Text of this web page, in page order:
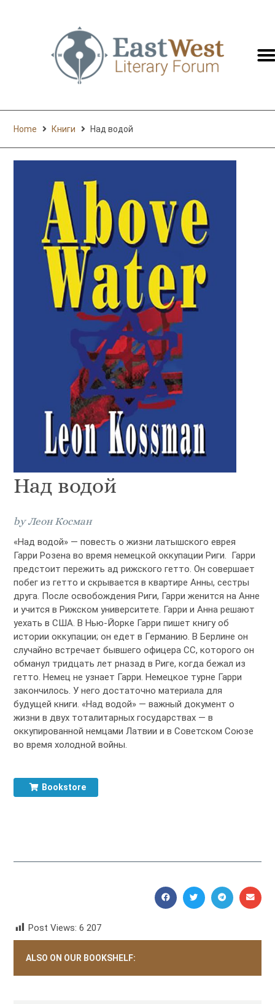
Home Книги Над водой
Над водой
by Леон Косман
«Над водой» — повесть о жизни латышского еврея
Гарри Розена во время немецкой оккупации Риги. Гарри
предстоит пережить ад рижского гетто. Он совершает
побег из гетто и скрывается в квартире Анны, сестры
друга. После освобождения Риги, Гарри женится на Анне
и учится в Рижском университете. Гарри и Анна решают
уехать в США. В Нью-Йорке Гарри пишет книгу об
истории оккупации; он едет в Германию. В Берлине он
случайно встречает бывшего офицера СС, которого он
обманул тридцать лет рназад в Риге, когда бежал из
гетто. Немец не узнает Гарри. Немецкое турне Гарри
закончилось. У него достаточно материала для
будущей книги. «Над водой» — важный документ о
жизни в двух тоталитарных государствах — в
оккупированной немцами Латвии и в Советском Союзе
во время холодной войны.
Bookstore
Post Views: 6 207
ALSO ON OUR BOOKSHELF: